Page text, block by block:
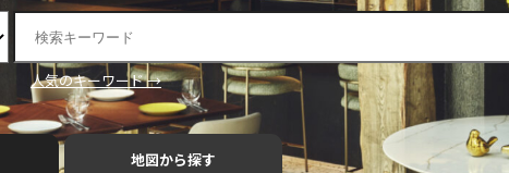
人気のキーワード →
地図から探す